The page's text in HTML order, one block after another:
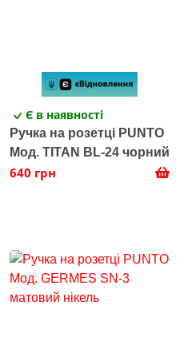
Є в наявності
Ручка на розетці PUNTO
Мод. TITAN BL-24 чорний
640 грн